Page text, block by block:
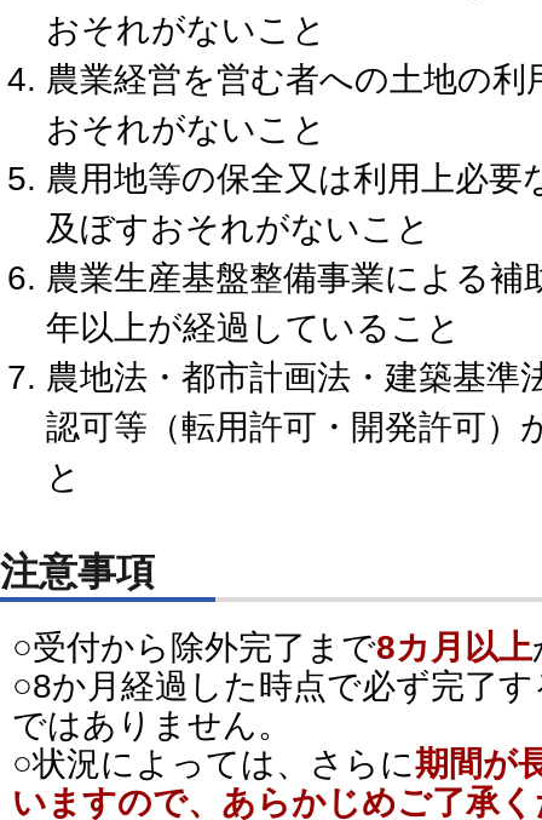
おそれがないこと
農業経営を営む者への土地の
おそれがないこと
農用地等の保全又は利用上必要
及ぼすおそれがないこと
農業生産基盤整備事業による補
年以上が経過していること
農地法・都市計画法・建築基準
認可等（転用許可・開発許可）
と
注意事項
○受付から除外完了まで8カ月以上
○8か月経過した時点で必ず完了
ではありません。
○状況によっては、さらに期間が
いますので、あらかじめご了承